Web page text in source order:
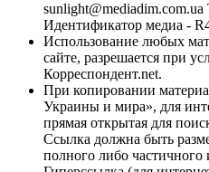
sunlight@mediadim.com.ua
Идентификатор медиа -
Использование любых
сайте, разрешается при
Корреспондент.net.
При копировании
Украины и мира», для
прямая открытая для
Ссылка должна быть
полного либо частичного